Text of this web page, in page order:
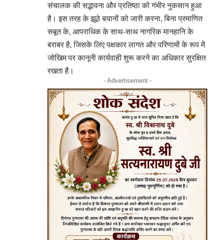
संचालक की सद्भावना और प्रतिष्ठा को गंभीर नुकसान हुआ
है। इस तरह के झूठे बयानों को जारी करना, बिना प्रमाणित
सबूत के, आपराधिक के साथ-साथ नागरिक मानहानि के
बराबर है, जिसके लिए पक्षकार लागत और परिणामों के रूप में
जोखिम पर कानूनी कार्यवाही शुरू करने का अधिकार सुरक्षित
रखता है।
- Advertisement -